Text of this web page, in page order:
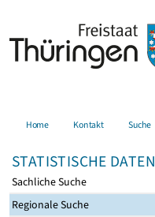
Home Kontakt Suche
STATISTISCHE DATEN
Sachliche Suche
Regionale Suche